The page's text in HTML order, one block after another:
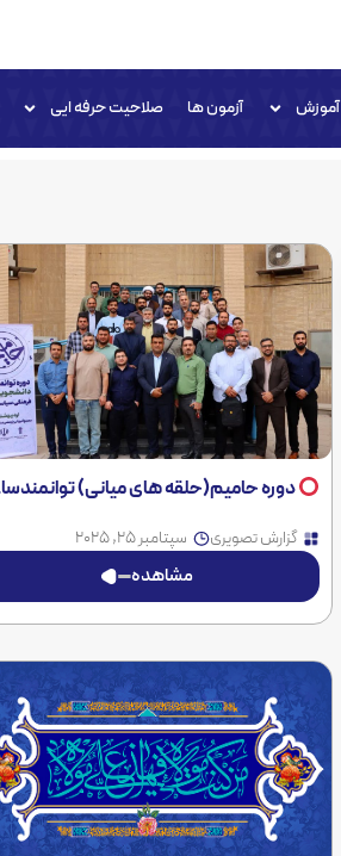
آموزش آزمون ها صلاحیت حرفه ایی
دوره حامیم(حلقه های میانی) توانمندسازی دانشجویان فعال فرهنگی اجتماعی سیاسی مراکز علمی کاربردی استان خوزستان
گزارش تصویری سپتامبر 25, 2025
مشاهده